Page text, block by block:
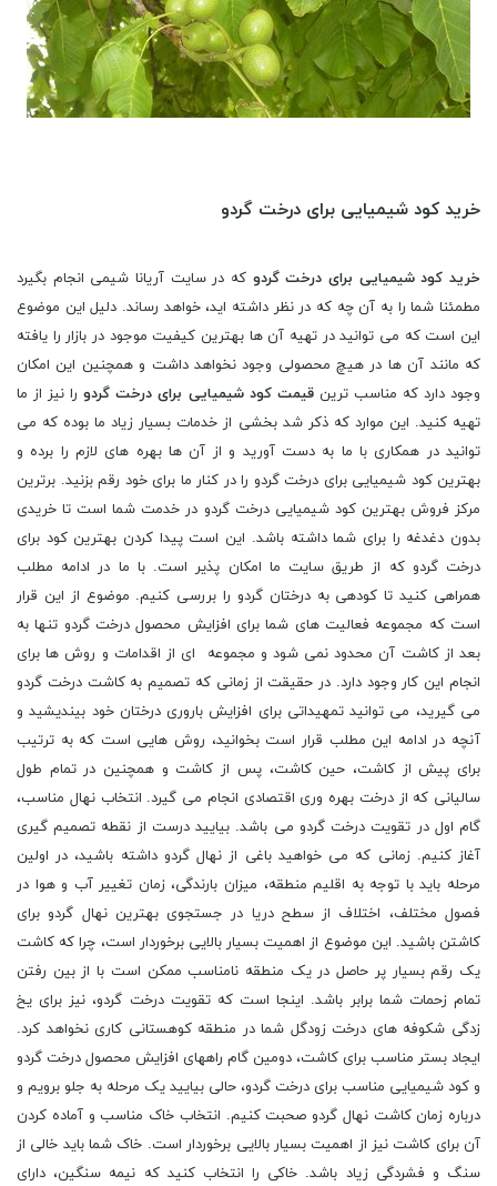
خرید کود شیمیایی برای درخت گردو
خرید کود شیمیایی برای درخت گردو که در سایت آریانا شیمی انجام بگیرد
مطمئنا شما را به آن چه که در نظر داشته اید، خواهد رساند. دلیل این موضوع
این است که می توانید در تهیه آن ها بهترین کیفیت موجود در بازار را یافته
که مانند آن ها در هیچ محصولی وجود نخواهد داشت و همچنین این امکان
وجود دارد که مناسب ترینقیمت کود شیمیایی برای درخت گردورا نیز از ما
تهیه کنید. این موارد که ذکر شد بخشی از خدمات بسیار زیاد ما بوده که می
توانید در همکاری با ما به دست آورید و از آن ها بهره های لازم را برده و
بهترین کود شیمیایی برای درخت گردو را در کنار ما برای خود رقم بزنید. برترین
مرکز فروش بهترین کود شیمیایی درخت گردو در خدمت شما است تا خریدی
بدون دغدغه را برای شما داشته باشد. این است پیدا کردن بهترین کود برای
درخت گردو که از طریق سایت ما امکان پذیر است. با ما در ادامه مطلب
همراهی کنید تا کودهی به درختان گردو را بررسی کنیم. موضوع از این قرار
است که مجموعه فعالیت های شما برای افزایش محصول درخت گردو تنها به
بعد از کاشت آن محدود نمی شود و مجموعه ای از اقدامات و روش ها برای
انجام این کار وجود دارد. در حقیقت از زمانی که تصمیم به کاشت درخت گردو
می گیرید، می توانید تمهیداتی برای افزایش باروری درختان خود بیندیشید و
آنچه در ادامه این مطلب قرار است بخوانید، روش هایی است که به ترتیب
برای پیش از کاشت، حین کاشت، پس از کاشت و همچنین در تمام طول
سالیانی که از درخت بهره وری اقتصادی انجام می گیرد. انتخاب نهال مناسب،
گام اول در تقویت درخت گردو می باشد. بیایید درست از نقطه تصمیم گیری
آغاز کنیم. زمانی که می خواهید باغی از نهال گردو داشته باشید، در اولین
مرحله باید با توجه به اقلیم منطقه، میزان بارندگی، زمان تغییر آب و هوا در
فصول مختلف، اختلاف از سطح دریا در جستجوی بهترین نهال گردو برای
کاشتن باشید. این موضوع از اهمیت بسیار بالایی برخوردار است، چرا که کاشت
یک رقم بسیار پر حاصل در یک منطقه نامناسب ممکن است با از بین رفتن
تمام زحمات شما برابر باشد. اینجا است که تقویت درخت گردو، نیز برای یخ
زدگی شکوفه های درخت زودگل شما در منطقه کوهستانی کاری نخواهد کرد.
ایجاد بستر مناسب برای کاشت، دومین گام راههای افزایش محصول درخت گردو
و کود شیمیایی مناسب برای درخت گردو، حالی بیایید یک مرحله به جلو برویم و
درباره زمان کاشت نهال گردو صحبت کنیم. انتخاب خاک مناسب و آماده کردن
آن برای کاشت نیز از اهمیت بسیار بالایی برخوردار است. خاک شما باید خالی از
سنگ و فشردگی زیاد باشد. خاکی را انتخاب کنید که نیمه سنگین، دارای